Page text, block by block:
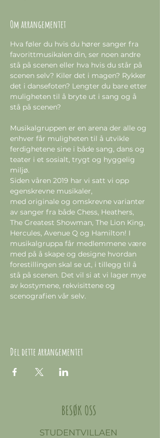
Om arrangementet
Hva føler du hvis du hører sanger fra
favorittmusikalen din, ser noen andre
stå på scenen eller hva hvis du står på
scenen selv? Kiler det i magen? Rykker
det i dansefoten? Lengter du bare etter
muligheten til å bryte ut i sang og å
Musikalgruppen er en arena der alle og
enhver får muligheten til å utvikle
ferdighetene sine i både sang, dans og
teater i et sosialt, trygt og hyggelig
miljø.
Siden våren 2019 har vi satt vi opp
egenskrevne musikaler,
med originale og omskrevne varianter
av sanger fra både Chess, Heathers,
The Greatest Showman, The Lion King,
Hercules, Avenue Q og Hamilton! I
musikalgruppa får medlemmene være
med på å skape og designe hvordan
forestillingen skal se ut, i tillegg til å
stå på scenen. Det vil si at vi lager mye
av kostymene, rekvisittene og
scenografien vår selv.
Del dette arrangementet
BESØK OSS
STUDENTVILLAEN